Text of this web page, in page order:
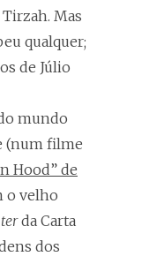
Mas
qualquer;
de Júlio
mundo
(num filme
Hood” de
o velho
da Carta
dos